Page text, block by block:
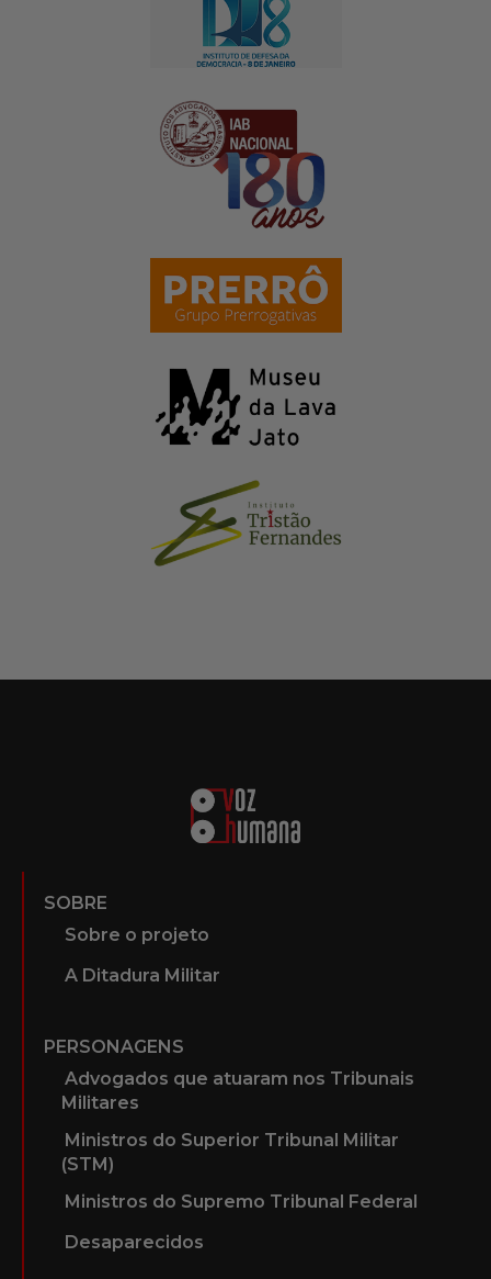
SOBRE
Sobre o projeto
A Ditadura Militar
PERSONAGENS
Advogados que atuaram nos Tribunais
Militares
Ministros do Superior Tribunal Militar
(STM)
Ministros do Supremo Tribunal Federal
Desaparecidos